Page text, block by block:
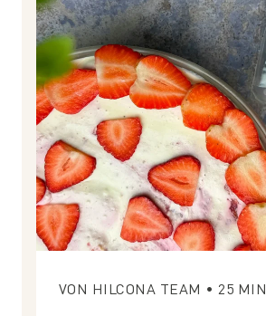
VON HILCONA TEAM • 25 MIN